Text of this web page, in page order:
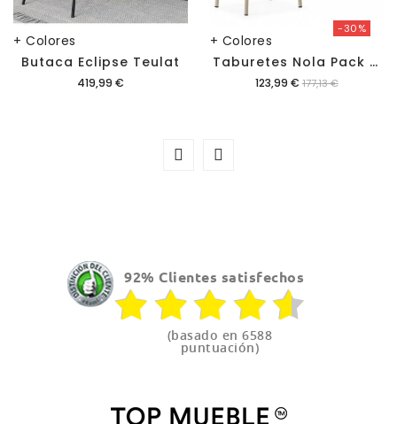
+ Colores
Butaca Eclipse Teulat
Precio
419,99 €
+ Colores
-30%
T
Aburetes Nola Pack De 2
Precio
123,99 € 177,13 €
92% Clientes satisfechos
(basado en 6588
puntuación)